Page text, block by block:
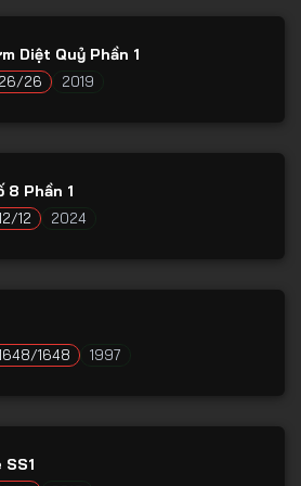
Tập 54
Tập 55
Tập 58
Tập 62
Tập 64
Diệt Quỷ Phần 1
26 2019
8 Phần 1
12 2024
1648 1997